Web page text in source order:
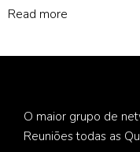
0
out
Read more
O maior grupo de
Reuniões todas as